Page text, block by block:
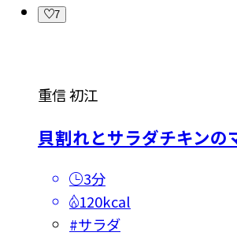
7
重信 初江
貝割れとサラダチキンの
3分
120kcal
#サラダ